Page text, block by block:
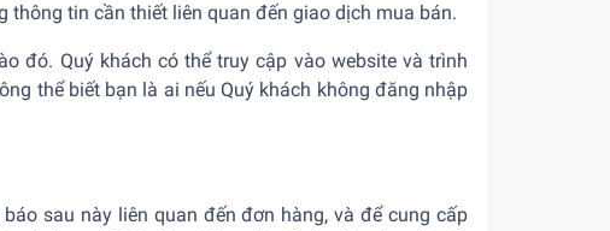
thông tin cần thiết liên quan đến giao dịch mua bán.
đó. Quý khách có thể truy cập vào website và trình
thể biết bạn là ai nếu Quý khách không đăng nhập
sau này liên quan đến đơn hàng, và để cung cấp